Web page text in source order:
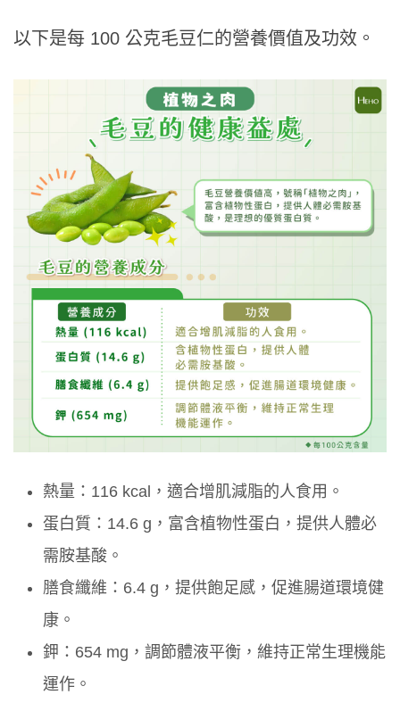
以下是每 100 公克毛豆仁的營養價值及功效。
熱量：116 kcal，適合增肌減脂的人食用。
蛋白質：14.6 g，富含植物性蛋白，提供人體必
需胺基酸。
膳食纖維：6.4 g，提供飽足感，促進腸道環境健
康。
鉀：654 mg，調節體液平衡，維持正常生理機能
運作。